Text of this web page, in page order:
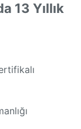
13 Yıllık